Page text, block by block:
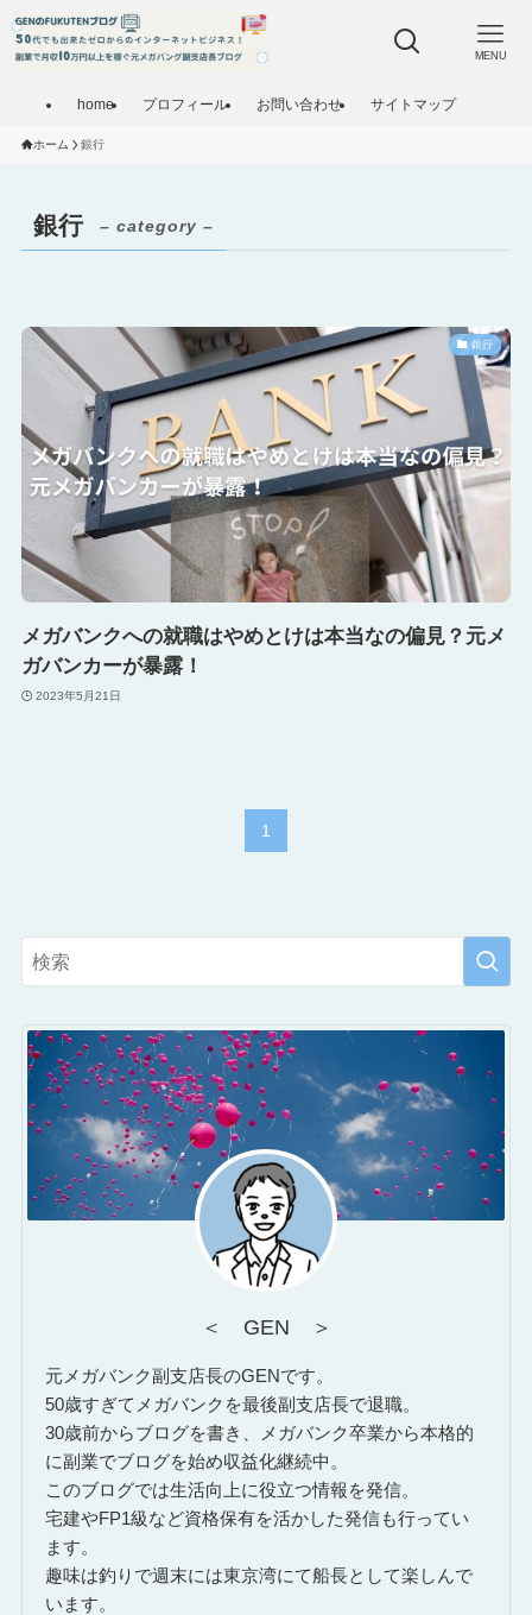
MENU
home プロフィール お問い合わせ サイトマップ
ホーム 銀行
銀行 – category –
銀行
メガバンクへの就職はやめとけは本当なの偏見？元メ
ガバンカーが暴露！
2023年5月21日
1
＜ GEN ＞
元メガバンク副支店長のGENです。
50歳すぎてメガバンクを最後副支店長で退職。
30歳前からブログを書き、メガバンク卒業から本格的
に副業でブログを始め収益化継続中。
このブログでは生活向上に役立つ情報を発信。
宅建やFP1級など資格保有を活かした発信も行ってい
ます。
趣味は釣りで週末には東京湾にて船長として楽しんで
います。